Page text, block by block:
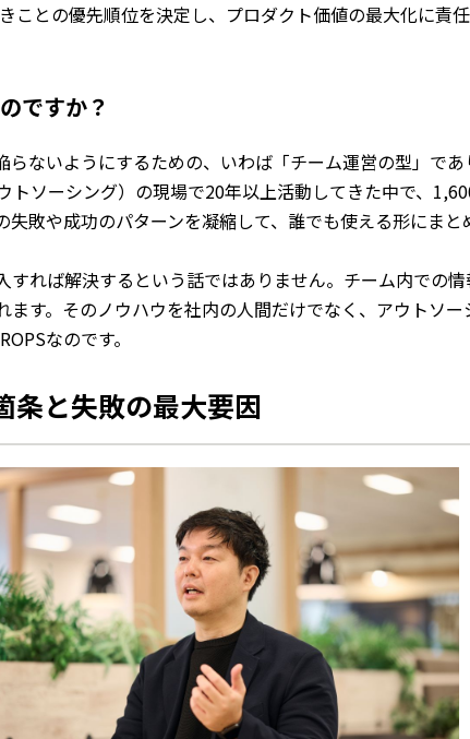
ことの優先順位を決定し、プロダクト価値の最大化に責
ですか？
らないようにするための、いわば「チーム運営の型」で
トソーシング）の現場で20年以上活動してきた中で、
敗や成功のパターンを凝縮して、誰でも使える形にまと
れば解決するという話ではありません。チーム内での
す。そのノウハウを社内の人間だけでなく、アウトソ
なのです。
条と失敗の最大要因